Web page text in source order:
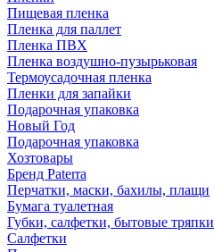
Пищевая пленка
Пленка для паллет
Пленка ПВХ
Пленка воздушно-пузырьковая
Термоусадочная пленка
Пленки для запайки
Подарочная упаковка
Новый Год
Подарочная упаковка
Хозтовары
Бренд Paterra
Перчатки, маски, бахилы, плащи
Бумага туалетная
Губки, салфетки, бытовые тряпки
Салфетки